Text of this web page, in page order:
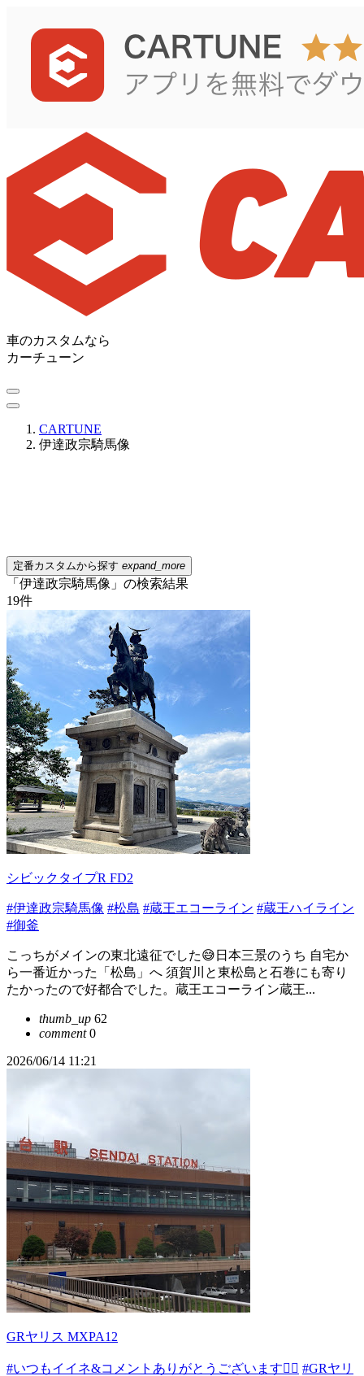
車のカスタムなら
カーチューン
CARTUNE
伊達政宗騎馬像
定番カスタムから探す expand_more
「伊達政宗騎馬像」の検索結果
19件
シビックタイプR FD2
#伊達政宗騎馬像 #松島 #蔵王エコーライン #蔵王ハイライン
#御釜
こっちがメインの東北遠征でした😅日本三景のうち 自宅か
ら一番近かった「松島」へ 須賀川と東松島と石巻にも寄り
たかったので好都合でした。蔵王エコーライン蔵王...
thumb_up 62
comment0
2026/06/14 11:21
GRヤリス MXPA12
#いつもイイネ&コメントありがとうございます🙇‍♂️ #GRヤリ